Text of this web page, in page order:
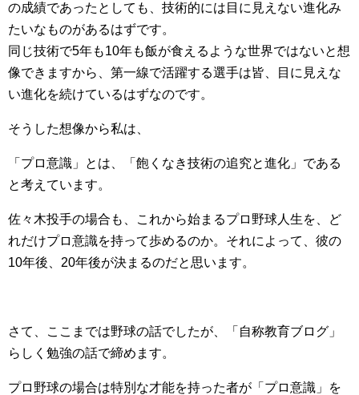
の成績であったとしても、技術的には目に見えない進化み
たいなものがあるはずです。
同じ技術で5年も10年も飯が食えるような世界ではないと想
像できますから、第一線で活躍する選手は皆、目に見えな
い進化を続けているはずなのです。
そうした想像から私は、
「プロ意識」とは、「飽くなき技術の追究と進化」である
と考えています。
佐々木投手の場合も、これから始まるプロ野球人生を、ど
れだけプロ意識を持って歩めるのか。それによって、彼の
10年後、20年後が決まるのだと思います。
さて、ここまでは野球の話でしたが、「自称教育ブログ」
らしく勉強の話で締めます。
プロ野球の場合は特別な才能を持った者が「プロ意識」を